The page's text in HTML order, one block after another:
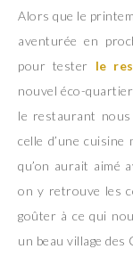
Alors que le
aventurée en
pour tester le
nouvel éco-
le restaurant
celle d’une cuisine
qu’on aurait aimé
on y retrouve les
goûter à ce qui
un beau village des